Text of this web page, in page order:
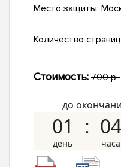
Место защиты:
Количество
Стоимость: 700 р.
до
01 04